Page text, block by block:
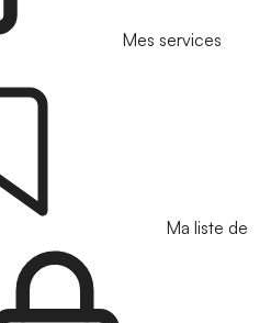
Mes services
Ma liste de